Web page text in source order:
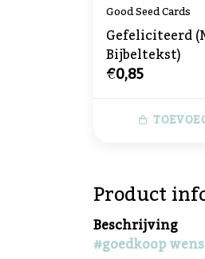
Good Seed Cards
Gefeliciteerd (Met
Bijbeltekst)
€0,85
Product
Beschrijving
#goedkoop